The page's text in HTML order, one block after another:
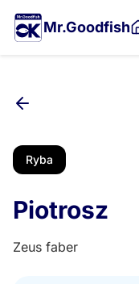
Przejdź
Mr.Goodfish
Ryba
Piotrosz
Zeus faber